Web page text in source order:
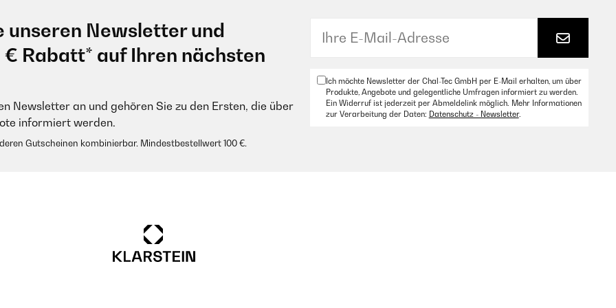
unseren Newsletter und
€ Rabatt* auf Ihren nächsten
Newsletter an und gehören Sie zu den Ersten, die über
informiert werden.
Gutscheinen kombinierbar. Mindestbestellwert 100 €.
Ich möchte Newsletter der Chal-Tec GmbH per E-Mail erhalten, um über
Produkte, Angebote und gelegentliche Umfragen informiert zu werden.
Ein Widerruf ist jederzeit per Abmeldelink möglich. Mehr Informationen
zur Verarbeitung der Daten: Datenschutz - Newsletter.